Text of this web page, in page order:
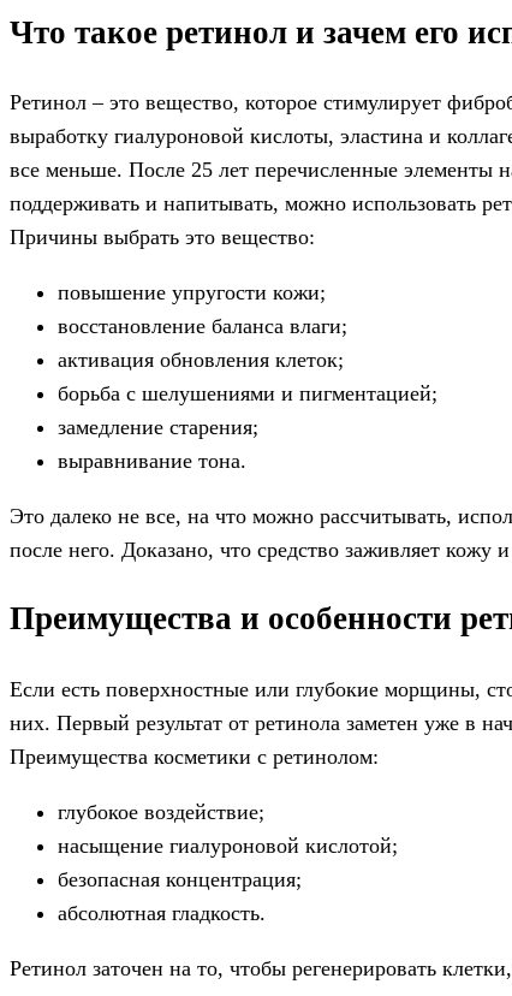
Что такое ретинол и зачем его
Ретинол – это вещество, которое стимулирует
выработку гиалуроновой кислоты, эластина и
все меньше. После 25 лет перечисленные элементы
поддерживать и напитывать, можно использовать
Причины выбрать это вещество:
повышение упругости кожи;
восстановление баланса влаги;
активация обновления клеток;
борьба с шелушениями и пигментацией;
замедление старения;
выравнивание тона.
Это далеко не все, на что можно рассчитывать,
после него. Доказано, что средство заживляет
Преимущества и особенности
Если есть поверхностные или глубокие морщины,
них. Первый результат от ретинола заметен уже в
Преимущества косметики с ретинолом:
глубокое воздействие;
насыщение гиалуроновой кислотой;
безопасная концентрация;
абсолютная гладкость.
Ретинол заточен на то, чтобы регенерировать